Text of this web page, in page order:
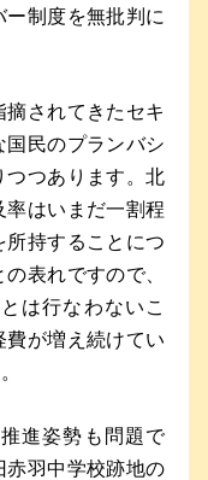
ー制度を無批判に
されてきたセキ
国民のプランバシ
つつあります。北
率はいまだ一割程
所持することにつ
表れですので、
は行なわないこ
費が増え続けてい
進姿勢も問題で
赤羽中学校跡地の